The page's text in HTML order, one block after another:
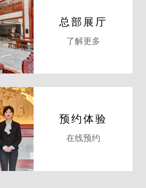
总部展厅
了解更多
预约体验
在线预约